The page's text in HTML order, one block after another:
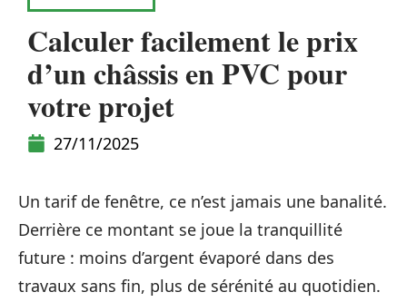
Calculer facilement le prix
d’un châssis en PVC pour
votre projet
27/11/2025
Un tarif de fenêtre, ce n’est jamais une banalité.
Derrière ce montant se joue la tranquillité
future : moins d’argent évaporé dans des
travaux sans fin, plus de sérénité au quotidien.